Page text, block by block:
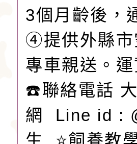
3個月齡後，
④提供外縣市
專車親送。
☎️聯絡電話
網 Line id :
生 ⭐️飼養教